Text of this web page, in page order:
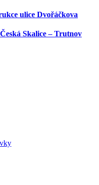
ulice Dvořáčkova
Skalice – Trutnov